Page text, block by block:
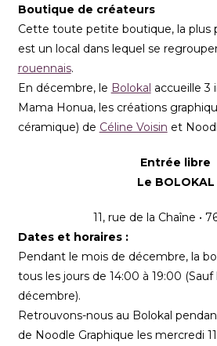
Boutique de créateurs
Cette toute petite boutique, la plus
est un local dans lequel se
rouennais.
En décembre, le Bolokal accueille 3
Mama Honua, les créations
céramique) de Céline Voisin et
Entrée libre
Le BOLOKAL
11, rue de la Chaîne •
Dates et horaires :
Pendant le mois de décembre, la
tous les jours de 14:00 à 19:00 (Sauf
décembre).
Retrouvons-nous au Bolokal
de Noodle Graphique les mercredi